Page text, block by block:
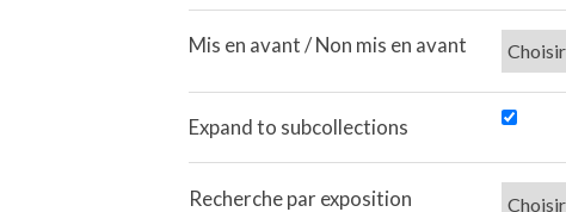
Mis en avant / Non mis en avant
Expand to subcollections
Recherche par exposition